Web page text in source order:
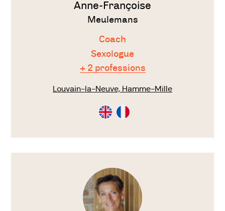
Anne-Françoise
Meulemans
Coach
Sexologue
+ 2 professions
Louvain-la-Neuve, Hamme-Mille
Consultation
en
Consultation
en
Voir